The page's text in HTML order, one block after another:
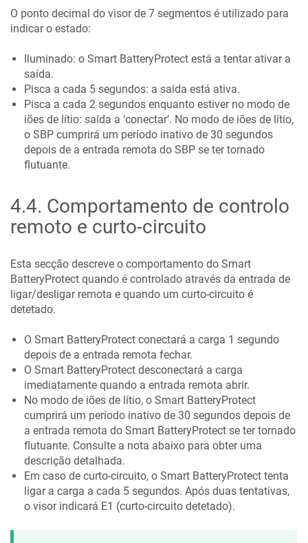
O ponto decimal do visor de 7 segmentos é utilizado para
indicar o estado:
Iluminado: o Smart BatteryProtect está a tentar ativar a
saída.
Pisca a cada 5 segundos: a saída está ativa.
Pisca a cada 2 segundos enquanto estiver no modo de
iões de lítio: saída a ‘conectar’. No modo de iões de lítio,
o SBP cumprirá um período inativo de 30 segundos
depois de a entrada remota do SBP se ter tornado
flutuante.
4.4. Comportamento de controlo
remoto e curto-circuito
Esta secção descreve o comportamento do Smart
BatteryProtect quando é controlado através da entrada de
ligar/desligar remota e quando um curto-circuito é
detetado.
O Smart BatteryProtect conectará a carga 1 segundo
depois de a entrada remota fechar.
O Smart BatteryProtect desconectará a carga
imediatamente quando a entrada remota abrir.
No modo de iões de lítio, o Smart BatteryProtect
cumprirá um período inativo de 30 segundos depois de
a entrada remota do Smart BatteryProtect se ter tornado
flutuante. Consulte a nota abaixo para obter uma
descrição detalhada.
Em caso de curto-circuito, o Smart BatteryProtect tenta
ligar a carga a cada 5 segundos. Após duas tentativas,
o visor indicará E1 (curto-circuito detetado).